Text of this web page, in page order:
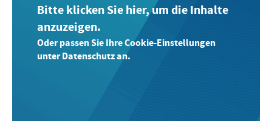
Bitte klicken Sie hier, um die Inhalte
anzuzeigen.
Oder passen Sie Ihre Cookie-Einstellungen
unter Datenschutz an.